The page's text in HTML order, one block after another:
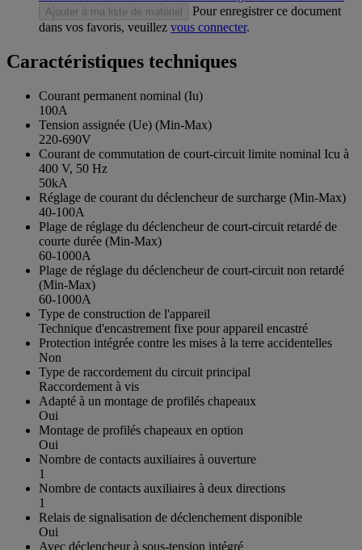
Ajouter à ma liste de matériel
Pour enregistrer ce document
dans vos favoris, veuillez vous connecter.
Caractéristiques techniques
Courant permanent nominal (Iu)
100A
Tension assignée (Ue) (Min-Max)
220-690V
Courant de commutation de court-circuit limite nominal Icu à
400 V, 50 Hz
50kA
Réglage de courant du déclencheur de surcharge (Min-Max)
40-100A
Plage de réglage du déclencheur de court-circuit retardé de
courte durée (Min-Max)
60-1000A
Plage de réglage du déclencheur de court-circuit non retardé
(Min-Max)
60-1000A
Type de construction de l'appareil
Technique d'encastrement fixe pour appareil encastré
Protection intégrée contre les mises à la terre accidentelles
Non
Type de raccordement du circuit principal
Raccordement à vis
Adapté à un montage de profilés chapeaux
Oui
Montage de profilés chapeaux en option
Oui
Nombre de contacts auxiliaires à ouverture
1
Nombre de contacts auxiliaires à deux directions
1
Relais de signalisation de déclenchement disponible
Oui
Avec déclencheur à sous-tension intégré